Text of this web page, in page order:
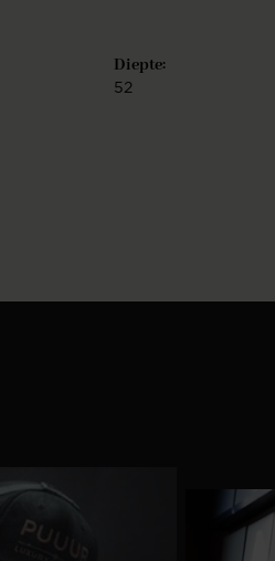
Diepte:
52